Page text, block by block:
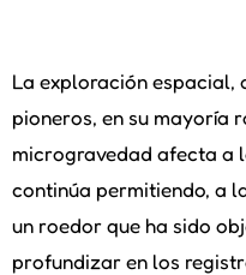
La exploración espacial,
pioneros, en su mayoría
microgravedad afecta a
continúa permitiendo, a
un roedor que ha sido
profundizar en los